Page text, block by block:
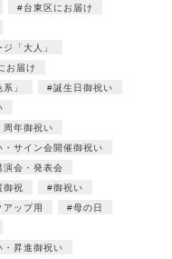
台東区にお届け
ジ「大人」
お届け
」
誕生日御祝い
周年御祝い
・サイン会開催御祝い
演会・発表会
御祝
御祝い
アップ用
母の日
・昇進御祝い